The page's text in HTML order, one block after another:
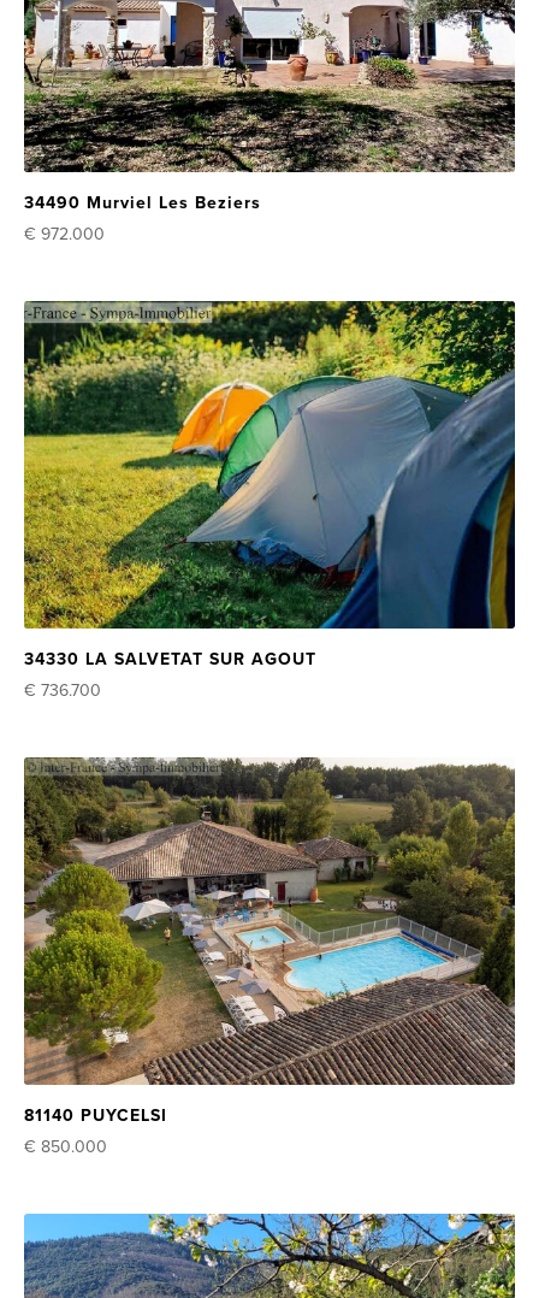
34490 Murviel Les Beziers
€ 972.000
34330 LA SALVETAT SUR AGOUT
€ 736.700
81140 PUYCELSI
€ 850.000